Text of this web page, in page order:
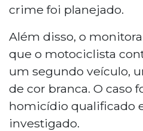
crime foi planejado.
Além disso, o
que o motociclista
um segundo veículo,
de cor branca. O caso
homicídio qualificado
investigado.